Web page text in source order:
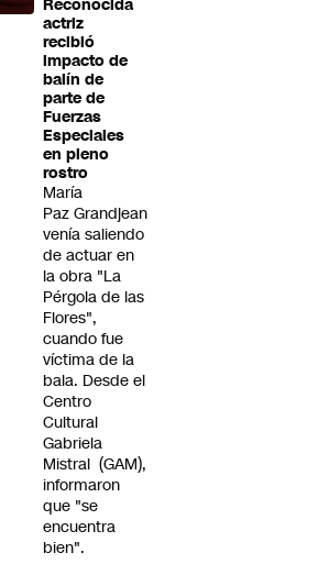
Reconocida
actriz
recibió
impacto de
balín de
parte de
Fuerzas
Especiales
en pleno
rostro
María
Paz Grandjean
venía saliendo
de actuar en
la obra "La
Pérgola de las
Flores",
cuando fue
víctima de la
bala. Desde el
Centro
Cultural
Gabriela
Mistral (GAM),
informaron
que "se
encuentra
bien".